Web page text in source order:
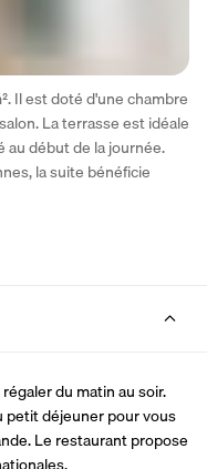
Il est doté d'une chambre
La terrasse est idéale
début de la journée.
la suite bénéficie
du matin au soir.
petit déjeuner pour vous
Le restaurant propose